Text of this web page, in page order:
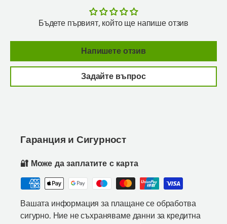
Бъдете първият, който ще напише отзив
Напишете отзив
Задайте въпрос
Гаранция и Сигурност
🔐 Може да заплатите с карта
Вашата информация за плащане се обработва
сигурно. Ние не съхраняваме данни за кредитна